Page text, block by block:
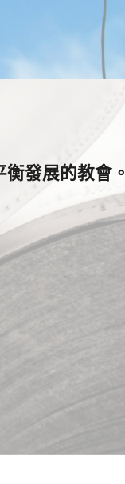
發展的教會。